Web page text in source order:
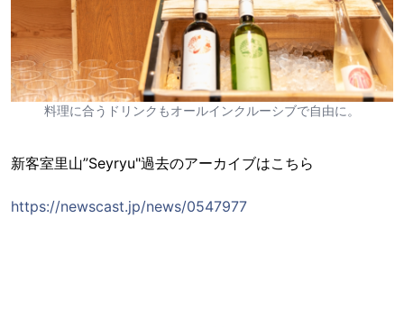
料理に合うドリンクもオールインクルーシブで自由に。
新客室里山”Seyryu"過去のアーカイブはこちら
https://newscast.jp/news/0547977